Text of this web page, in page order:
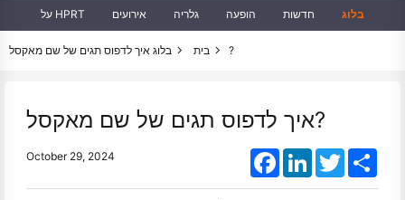
על HPRT אירועים גלריה הופעה חדשות בלוג
בית בלוג איך לדפוס תגים של שם מאקסל?
איך לדפוס תגים של שם מאקסל?
October 29, 2024 FacebookLinkedInTwitter